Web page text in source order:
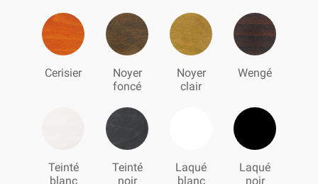
Cerisier
Noyer
foncé
Noyer
clair
Wengé
Teinté
blanc
Teinté
noir
Laqué
blanc
Laqué
noir